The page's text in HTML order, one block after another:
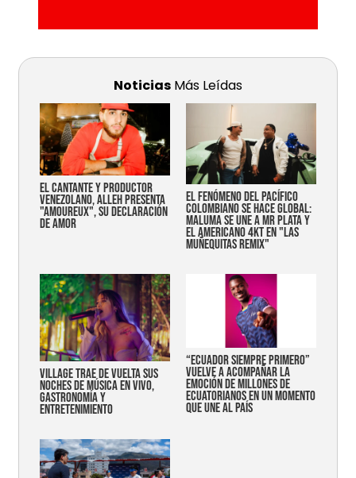
Noticias Más Leídas
EL CANTANTE Y PRODUCTOR
VENEZOLANO, ALLEH PRESENTA
"AMOUREUX", SU DECLARACIÓN
DE AMOR
EL FENÓMENO DEL PACÍFICO
COLOMBIANO SE HACE GLOBAL:
MALUMA SE UNE A MR PLATA Y
EL AMERICANO 4KT EN "LAS
MUÑEQUITAS REMIX"
Village trae de vuelta sus
noches de música en vivo,
gastronomía y
entretenimiento
“Ecuador siempre primero”
vuelve a acompañar la
emoción de millones de
ecuatorianos en un momento
que une al país